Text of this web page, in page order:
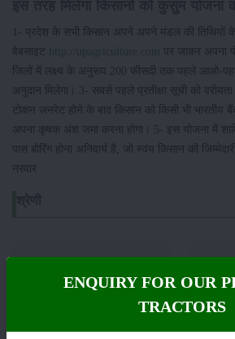
1- प्रदेश के सभी किसान अपने अपने मंडल की तिथियों के
वेबसाइट
http://upagriculture.com
पर जाकर अपना
जिलों में लक्ष्य के अनुरूप 200 फीसदी तक पहले आओ-
अनुदान मिलेगा। 3- सबसे पहले प्रतीक्षा सूची को
टोकन जनरेट होने के बाद किसान को किसी भी भारतीय
अपना कृषक अंश जमा करना होगा। 5- इस योजना में
पास बोरिंग होना अनिवार्य है, जो स्वंय किसान की
नरवार
ENQUIRY FOR OUR
TRACTORS